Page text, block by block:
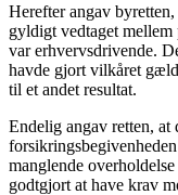
Herefter angav
gyldigt vedtaget mellem
var erhvervsdrivende.
havde gjort vilkåret
til et andet resultat.
Endelig angav retten,
manglende
godtgjort at have krav